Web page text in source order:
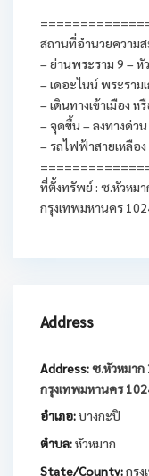
สถานที่อำนวยความส
– ย่านพระราม 9 – หั
– เดอะไนน์ พระราม
– เดินทางเข้าเมือง
– จุดขึ้น – ลงทางด่วน
– รถไฟฟ้าสายเหลือ
ที่ตั้งทรัพย์ : ซ.หัวหมา
กรุงเทพมหานคร
Address
Address:ซ.หัวหมาก
กรุงเทพมหานคร
อำเภอ:บางกะปิ
ตำบล:หัวหมาก
State/County:กรุง